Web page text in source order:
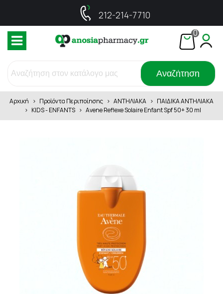
212-214-7710
0
Αναζήτηση
Αρχική > Προϊόντα Περιποίησης > ΑΝΤΗΛΙΑΚΑ > ΠΑΙΔΙΚΑ ΑΝΤΗΛΙΑΚΑ
> KIDS - ENFANTS > Avene Reflexe Solaire Enfant Spf 50+ 30 ml